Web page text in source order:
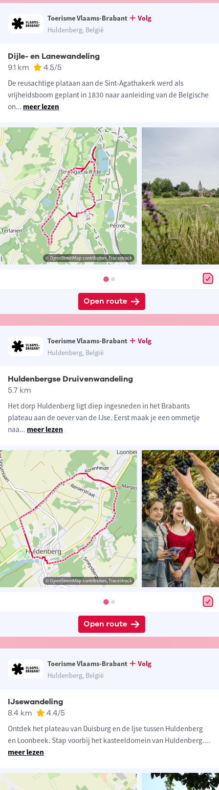
Toerisme Vlaams-Brabant
Volg
Huldenberg, België
Dijle- en Lanewandeling
9.1 km 4.5/5
De reusachtige plataan aan de Sint-Agathakerk werd als
vrijheidsboom geplant in 1830 naar aanleiding van de Belgische
on... meer lezen
© OpenStreetMap contributors, Tracestrack
Open route
Toerisme Vlaams-Brabant
Volg
Huldenberg, België
Huldenbergse Druivenwandeling
5.7 km
Het dorp Huldenberg ligt diep ingesneden in het Brabants
plateau aan de oever van de IJse. Eerst maak je een ommetje
naa... meer lezen
© OpenStreetMap contributors, Tracestrack
Open route
Toerisme Vlaams-Brabant
Volg
Huldenberg, België
IJsewandeling
8.4 km 4.4/5
Ontdek het plateau van Duisburg en de Ijse tussen Huldenberg
en Loonbeek. Stap voorbij het kasteeldomein van Huldenberg....
meer lezen